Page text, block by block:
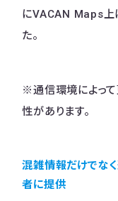
にVACAN Maps上
た。
※通信環境によっ
性があります。
混雑情報だけでな
者に提供